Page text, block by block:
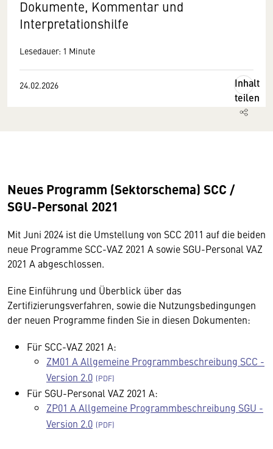
Dokumente, Kommentar und
Interpretationshilfe
Lesedauer: 1 Minute
24.02.2026
Inhalt
teilen
Neues Programm (Sektorschema) SCC /
SGU-Personal 2021
Mit Juni 2024 ist die Umstellung von SCC 2011 auf die beiden
neue Programme SCC-VAZ 2021 A sowie SGU-Personal VAZ
2021 A abgeschlossen.
Eine Einführung und Überblick über das
Zertifizierungsverfahren, sowie die Nutzungsbedingungen
der neuen Programme finden Sie in diesen Dokumenten:
Für SCC-VAZ 2021 A:
ZM01 A Allgemeine Programmbeschreibung SCC -
Version 2.0
Für SGU-Personal VAZ 2021 A:
ZP01 A Allgemeine Programmbeschreibung SGU -
Version 2.0